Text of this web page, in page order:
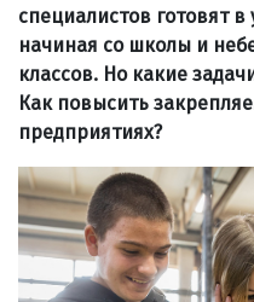
специалистов готовят
начиная со школы и
классов. Но какие
Как повысить
предприятиях?